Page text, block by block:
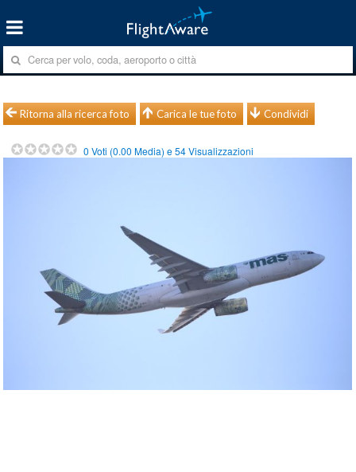
Ritorna alla ricerca foto Carica le tue foto Condividi
0 Voti (0.00 Media) e54Visualizzazioni